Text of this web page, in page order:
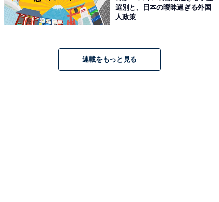
選別と、日本の曖昧過ぎる外国
人政策
連載をもっと見る